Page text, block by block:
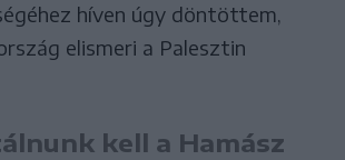
híven úgy döntöttem,
elismeri a Palesztin
kell a Hamász